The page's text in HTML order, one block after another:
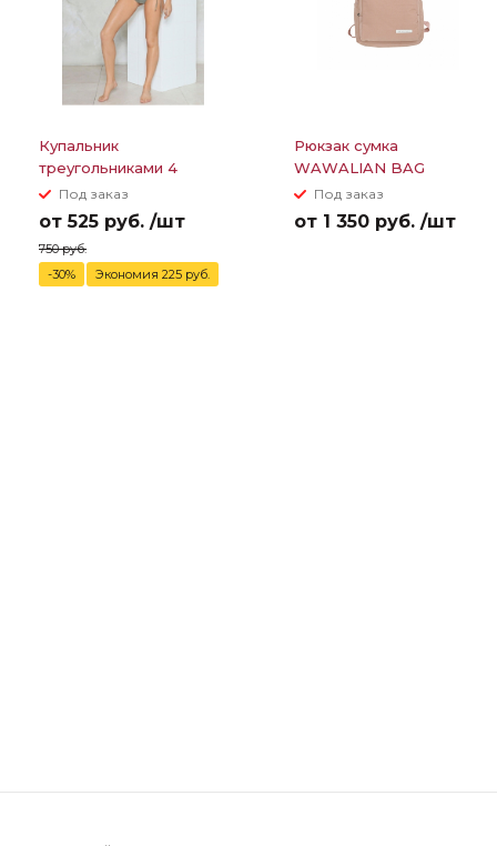
Купальник
треугольниками 4
полоски между грудей
Под заказ
от 525 руб. /шт
750 руб.
-30%
Экономия 225 руб.
Рюкзак сумка
WAWALIAN BAG
Под заказ
от 1 350 руб. /шт